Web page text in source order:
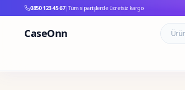
0850 123 45 67|Tüm siparişlerde ücretsiz kargo
CaseOnn